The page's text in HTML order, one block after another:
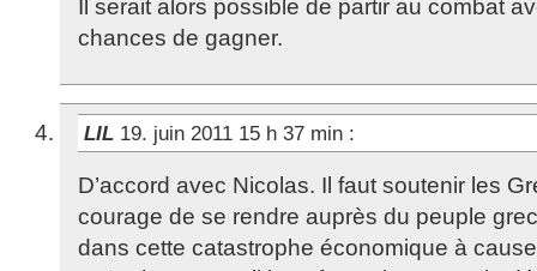
Il serait alors possible de partir au combat
chances de gagner.
LIL 19. juin 2011 15 h 37 min :
D’accord avec Nicolas. Il faut soutenir les
courage de se rendre auprès du peuple
dans cette catastrophe économique à